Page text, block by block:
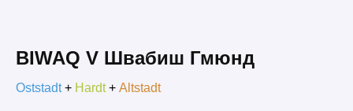
BIWAQ V Швабиш Гмюнд
Oststadt+ Hardt+ Altstadt